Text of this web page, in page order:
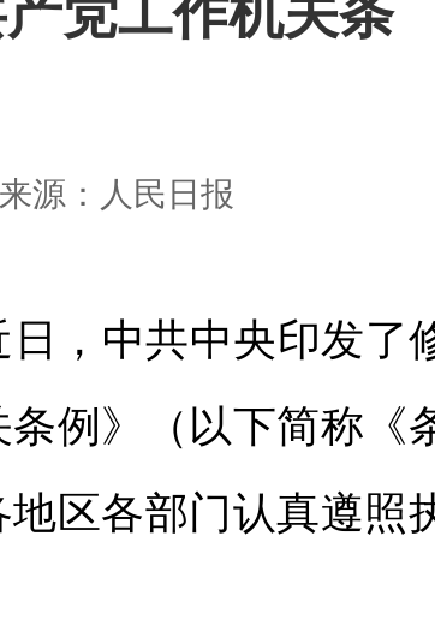
党工作机关条
来源：人民日报
，中共中央印发了
例》（以下简称《
区各部门认真遵照